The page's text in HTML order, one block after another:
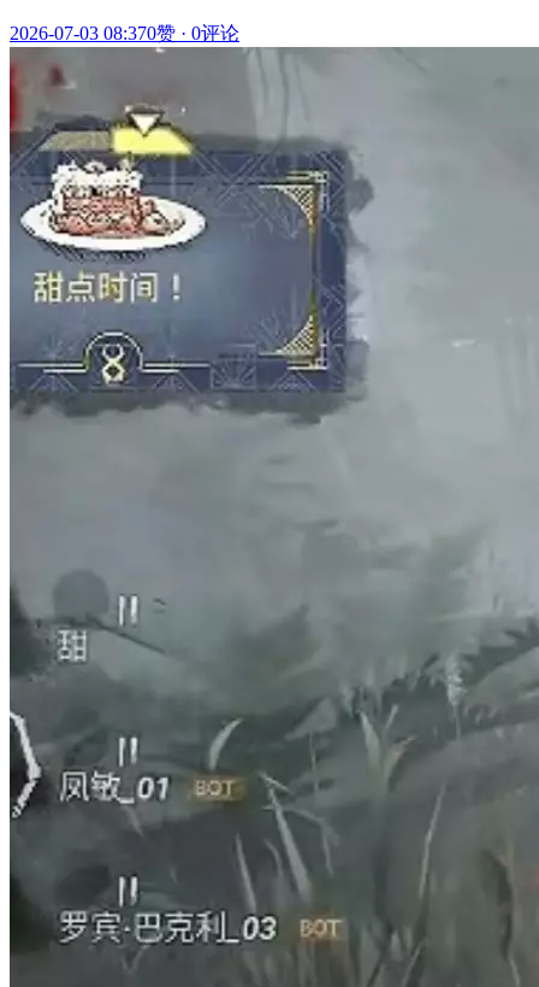
2026-07-03 08:370赞 · 0评论